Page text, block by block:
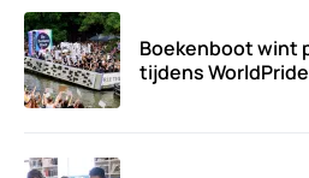
Boekenboot wint
tijdens